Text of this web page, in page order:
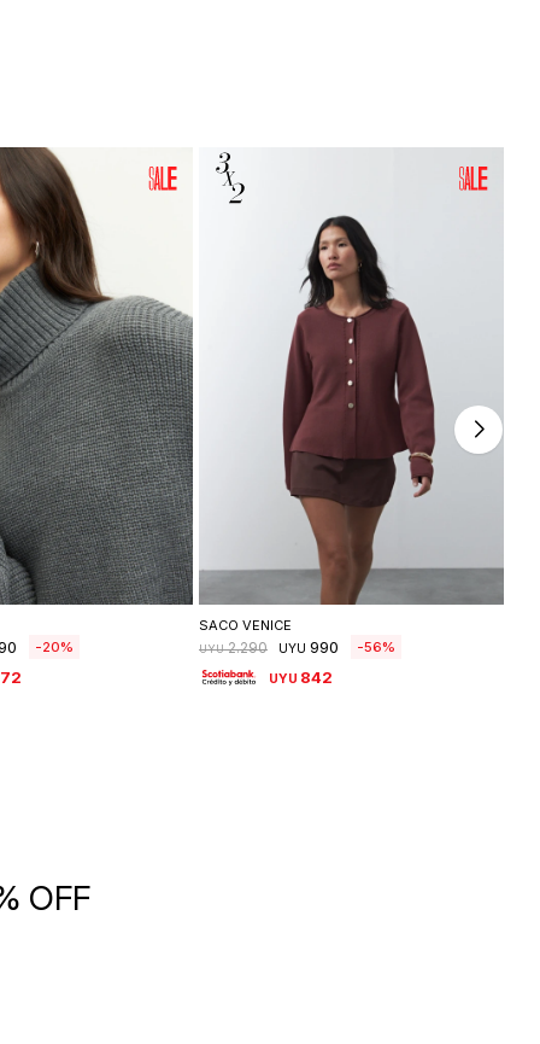
talle
20
Seleccionar talle
SACO VENICE
UYU 2.290 UYU 990 56
UYU 842
OFF